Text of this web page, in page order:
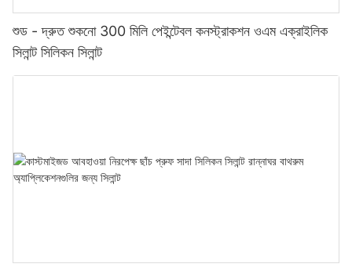
শুড - দ্রুত শুকনো 300 মিলি পেইন্টেবল কনস্ট্রাকশন ওএম এক্রাইলিক
সিলান্ট সিলিকন সিলান্ট